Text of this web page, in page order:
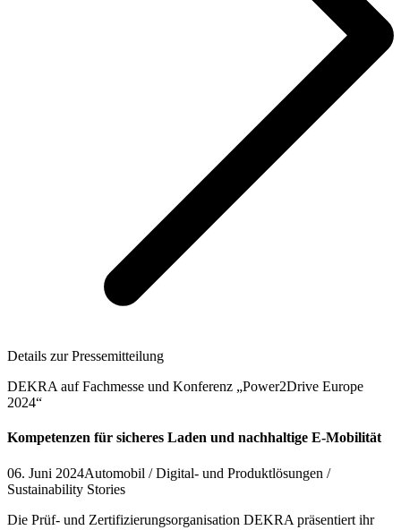
Details zur Pressemitteilung
DEKRA auf Fachmesse und Konferenz „Power2Drive Europe
2024“
Kompetenzen für sicheres Laden und nachhaltige E-Mobilität
06. Juni 2024Automobil / Digital- und Produktlösungen /
Sustainability Stories
Die Prüf- und Zertifizierungsorganisation DEKRA präsentiert ihr